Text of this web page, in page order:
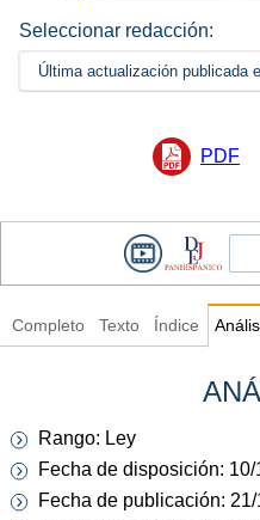
Seleccionar redacción:
Última actualización publicada
PDF
Completo Texto Índice
Rango: Ley
Fecha de disposición:
Fecha de publicación: